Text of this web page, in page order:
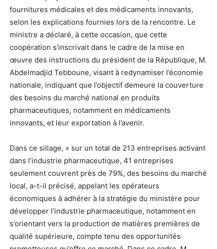
fournitures médicales et des médicaments innovants,
selon les explications fournies lors de la rencontre. Le
ministre a déclaré, à cette occasion, que cette
coopération s’inscrivait dans le cadre de la mise en
œuvre des instructions du président de la République, M.
Abdelmadjid Tebboune, visant à redynamiser l’économie
nationale, indiquant que l’objectif demeure la couverture
des besoins du marché national en produits
pharmaceutiques, notamment en médicaments
innovants, et leur exportation à l’avenir.
Dans ce sillage, « sur un total de 213 entreprises activant
dans l’industrie pharmaceutique, 41 entreprises
seulement couvrent près de 79%, des besoins du marché
local, a-t-il précisé, appelant les opérateurs
économiques à adhérer à la stratégie du ministère pour
développer l’industrie pharmaceutique, notamment en
s’orientant vers la production de matières premières de
qualité supérieure, compte tenu des opportunités